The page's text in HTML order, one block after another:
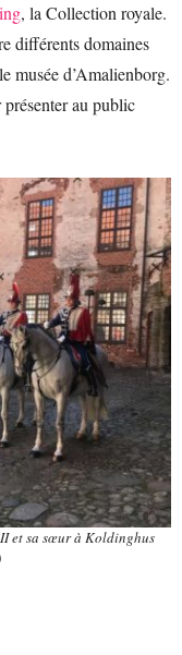
, la Collection royale.
différents domaines
musée d’Amalienborg.
au public
et sa sœur à Koldinghus